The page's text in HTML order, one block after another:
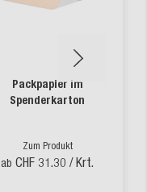
Packpapier im
Spenderkarton
Zum Produkt
ab CHF 31.30 / Krt.